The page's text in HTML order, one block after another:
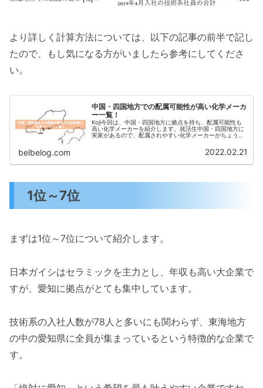
より詳しく計算方法については、以下の記事の前半で記し
たので、もし気になる方がいましたら参考にしてくださ
い。
中国・四国地方での配属可能性が高い化学メーカ
ー一覧！
Koji今回は、中国・四国地方に拠点を持ち、配属可能性も
高い化学メーカーを紹介します。就活生中国・四国地方に
実家があるので、配属されやすい化学メーカーがちょうど
belbelog.com 2022.02.21
1位～7位
まずは1位～7位について紹介します。
日本ガイシはセラミックを主力とし、年収も高い大企業で
すが、愛知に拠点がとても集中しています。
技術系の入社人数が78人と多いにも関わらず、東海地方
の中の愛知県に全員が集まっているという特徴的な企業で
す。